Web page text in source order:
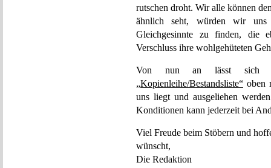
rutschen droht. Wir alle können
ähnlich seht, würden wir uns
Gleichgesinnte zu finden, die
Verschluss ihre wohlgehüteten
Von nun an lässt sich
„Kopienleihe/Bestandsliste“ oben
uns liegt und ausgeliehen
Konditionen kann jederzeit bei
Viel Freude beim Stöbern und
wünscht,
Die Redaktion